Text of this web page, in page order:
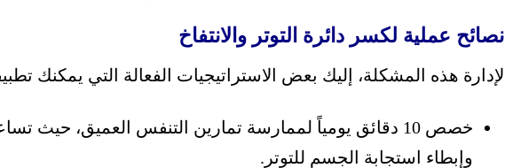
نصائح عملية لكسر دائرة التوتر والانتفاخ
لإدارة هذه المشكلة، إليك بعض الاستراتيجيات الفعالة التي يمكنك
خصص 10 دقائق يومياً لممارسة تمارين التنفس العميق، حيث
وإبطاء استجابة الجسم للتوتر.